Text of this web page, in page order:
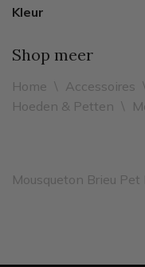
Kleur
Shop meer
Home \ Accessoires \
Hoeden & Petten \
Mousqueton Brieu Pet